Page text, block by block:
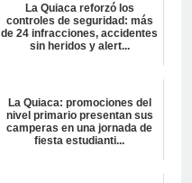
La Quiaca reforzó los
controles de seguridad: más
de 24 infracciones, accidentes
sin heridos y alert...
La Quiaca: promociones del
nivel primario presentan sus
camperas en una jornada de
fiesta estudianti...